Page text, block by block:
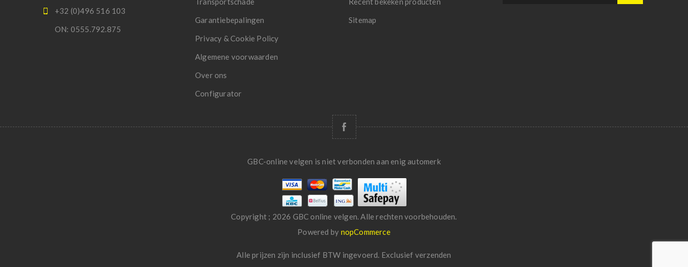
+32 (0)496 516 103
ON: 0555.792.875
Garantiebepalingen
Privacy & Cookie Policy
Algemene voorwaarden
Over ons
Configurator
Sitemap
GBC-online velgen is niet verbonden aan enig automerk
Copyright ; 2026 GBC online velgen. Alle rechten voorbehouden.
Powered by nopCommerce
Alle prijzen zijn inclusief BTW ingevoerd. Exclusief verzenden